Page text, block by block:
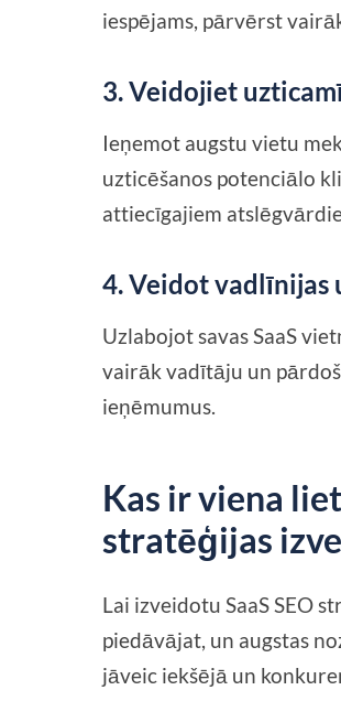
iespējams, pārvērst
3. Veidojiet
Ieņemot augstu vietu
uzticēšanos potenciālo
attiecīgajiem
4. Veidot vadlīnijas
Uzlabojot savas SaaS
vairāk vadītāju un
ieņēmumus.
Kas ir viena
stratēģijas
Lai izveidotu SaaS SEO
piedāvājat, un augstas
jāveic iekšējā un